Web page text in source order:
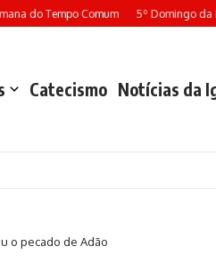
do Tempo Comum 5º Domingo da
Catecismo Notícias da
o pecado de Adão